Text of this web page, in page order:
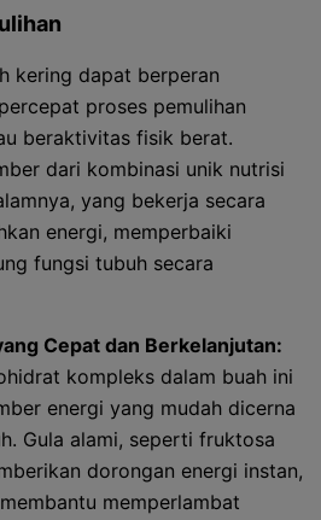
kering dapat berperan
proses pemulihan
beraktivitas fisik berat.
dari kombinasi unik nutrisi
yang bekerja secara
energi, memperbaiki
fungsi tubuh secara
Cepat dan Berkelanjutan:
kompleks dalam buah ini
energi yang mudah dicerna
Gula alami, seperti fruktosa
dorongan energi instan,
memperlambat